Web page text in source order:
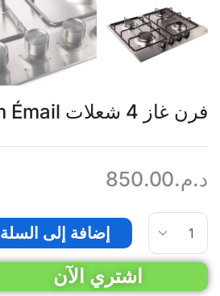
فرن غاز 4 شعلات 60cm Émail
د.م.850.00
إضافة إلى السلة
اشتري الآن